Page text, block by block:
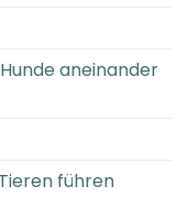
aneinander
führen